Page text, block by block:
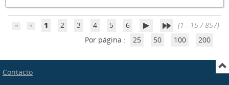
1 2 3 4 5 6
(1 - 15 / 857)
Por página :
25 50 100 200
Contacto